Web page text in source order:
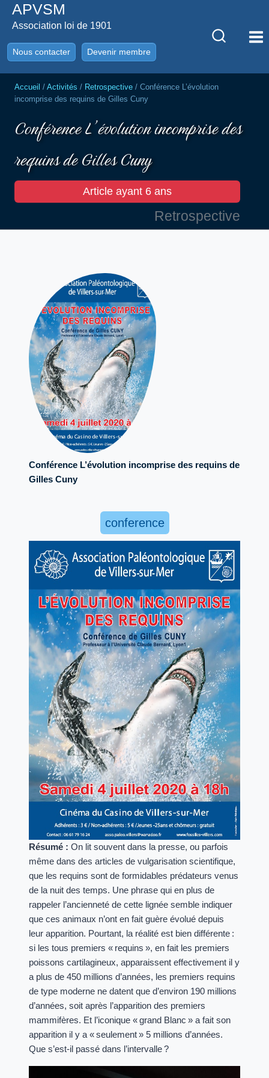
AllerAPVSM
Association loi de 1901
Nous contacter Devenir membre
Accueil / Activités / Retrospective / Conférence L’évolution
incomprise des requins de Gilles Cuny
Conférence L’évolution incomprise des
requins de Gilles Cuny
Article ayant 6 ans
Retrospective
Conférence L’évolution incomprise des requins de
Gilles Cuny
conference
Résumé : On lit souvent dans la presse, ou parfois
même dans des articles de vulgarisation scientifique,
que les requins sont de formidables prédateurs venus
de la nuit des temps. Une phrase qui en plus de
rappeler l’ancienneté de cette lignée semble indiquer
que ces animaux n’ont en fait guère évolué depuis
leur apparition. Pourtant, la réalité est bien différente :
si les tous premiers « requins », en fait les premiers
poissons cartilagineux, apparaissent effectivement il y
a plus de 450 millions d’années, les premiers requins
de type moderne ne datent que d’environ 190 millions
d’années, soit après l’apparition des premiers
mammifères. Et l’iconique « grand Blanc » a fait son
apparition il y a « seulement » 5 millions d’années.
Que s’est-il passé dans l’intervalle ?